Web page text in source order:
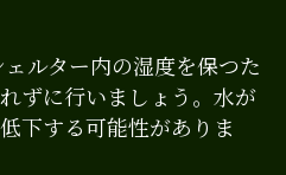
ルター内の湿度を保つた
ずに行いましょう。水が
下する可能性がありま